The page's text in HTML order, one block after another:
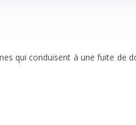
qui conduisent à une fuite de